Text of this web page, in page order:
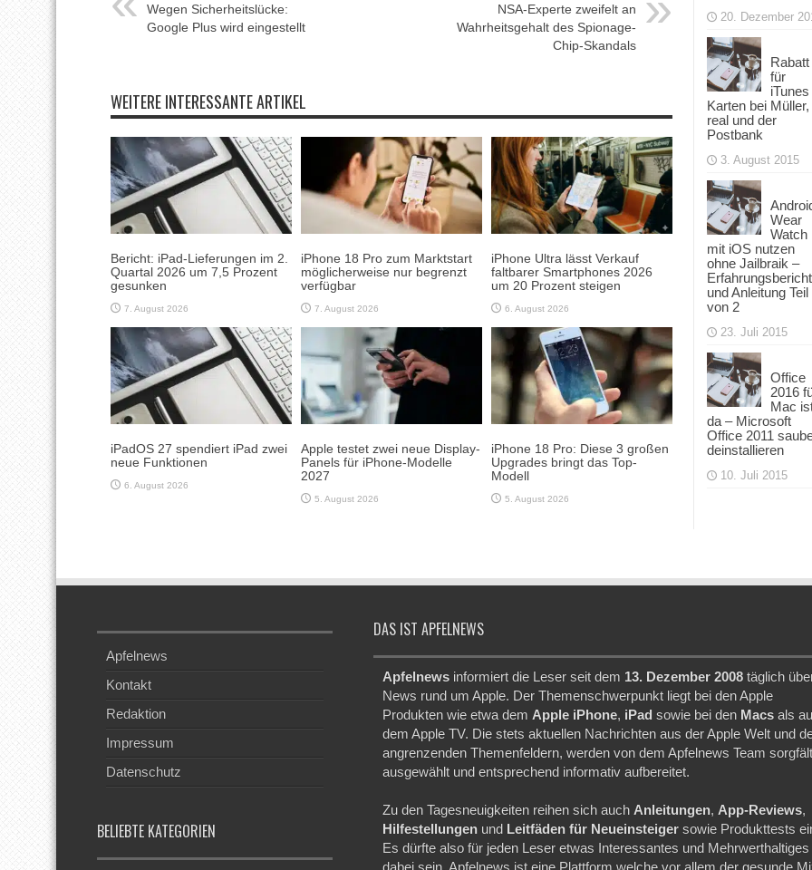
Wegen Sicherheitslücke:
Google Plus wird eingestellt
NSA-Experte zweifelt an
Wahrheitsgehalt des Spionage-
Chip-Skandals
WEITERE INTERESSANTE ARTIKEL
Bericht: iPad-Lieferungen im 2.
Quartal 2026 um 7,5 Prozent
gesunken
7. August 2026
iPhone 18 Pro zum Marktstart
möglicherweise nur begrenzt
verfügbar
7. August 2026
iPhone Ultra lässt Verkauf
faltbarer Smartphones 2026
um 20 Prozent steigen
6. August 2026
iPadOS 27 spendiert iPad zwei
neue Funktionen
6. August 2026
Apple testet zwei neue Display-
Panels für iPhone-Modelle
2027
5. August 2026
iPhone 18 Pro: Diese 3 großen
Upgrades bringt das Top-
Modell
5. August 2026
20. Dezember
Rabatt
für
iTunes
Karten bei Müller,
real und der
Postbank
3. August 2015
Wear
Watch
mit iOS nutzen
ohne Jailbraik –
Erfahrungsbericht
und Anleitung Teil
von 2
23. Juli 2015
Office
2016
Mac
da – Microsoft
Office 2011
deinstallieren
10. Juli 2015
Apfelnews
Kontakt
Redaktion
Impressum
Datenschutz
BELIEBTE KATEGORIEN
DAS IST APFELNEWS
Apfelnews informiert die Leser seit dem 13. Dezember 2008 täglich
News rund um Apple. Der Themenschwerpunkt liegt bei den Apple
Produkten wie etwa dem Apple iPhone, iPad sowie bei den Macs als
dem Apple TV. Die stets aktuellen Nachrichten aus der Apple Welt und
angrenzenden Themenfeldern, werden von dem Apfelnews Team
ausgewählt und entsprechend informativ aufbereitet.
Zu den Tagesneuigkeiten reihen sich auch Anleitungen, App-Reviews,
Hilfestellungen und Leitfäden für Neueinsteiger sowie Produkttests
Es dürfte also für jeden Leser etwas Interessantes und Mehrwerthaltiges
dabei sein. Apfelnews ist eine Plattform welche vor allem der gesunde